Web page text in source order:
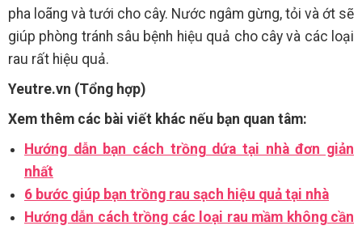
pha loãng và tưới cho cây. Nước ngâm gừng, tỏi và ớt sẽ
giúp phòng tránh sâu bệnh hiệu quả cho cây và các loại
rau rất hiệu quả.
Yeutre.vn (Tổng hợp)
Xem thêm các bài viết khác nếu bạn quan tâm:
Hướng dẫn bạn cách trồng dứa tại nhà đơn giản
nhất
6 bước giúp bạn trồng rau sạch hiệu quả tại nhà
Hướng dẫn cách trồng các loại rau mầm không cần